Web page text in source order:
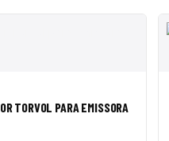
TORVOL PARA EMISSORA